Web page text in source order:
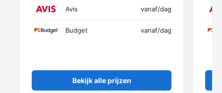
Avis vanaf/dag
Budget vanaf/dag
Bekijk alle prijzen